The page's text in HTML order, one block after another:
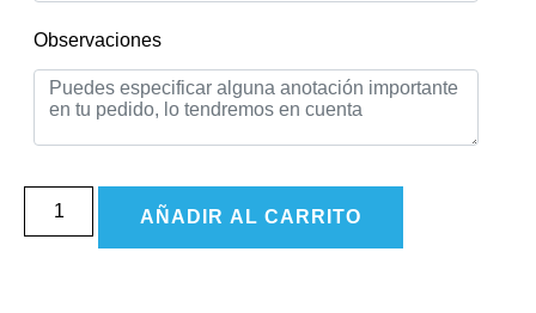
Observaciones
AÑADIR AL CARRITO